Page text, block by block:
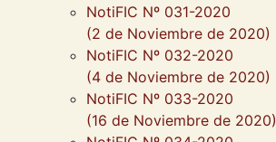
NotiFIC Nº 031-2020
(2 de Noviembre de 2020)
NotiFIC Nº 032-2020
(4 de Noviembre de 2020)
NotiFIC Nº 033-2020
(16 de Noviembre de 2020)